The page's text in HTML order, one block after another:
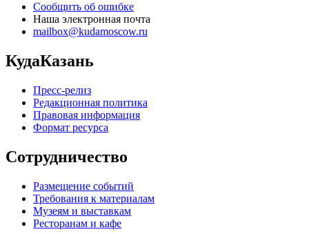
Сообщить об ошибке
Наша электронная почта
mailbox@kudamoscow.ru
КудаКазань
Пресс-релиз
Редакционная политика
Правовая информация
Формат ресурса
Сотрудничество
Размещение событий
Требования к материалам
Музеям и выставкам
Ресторанам и кафе